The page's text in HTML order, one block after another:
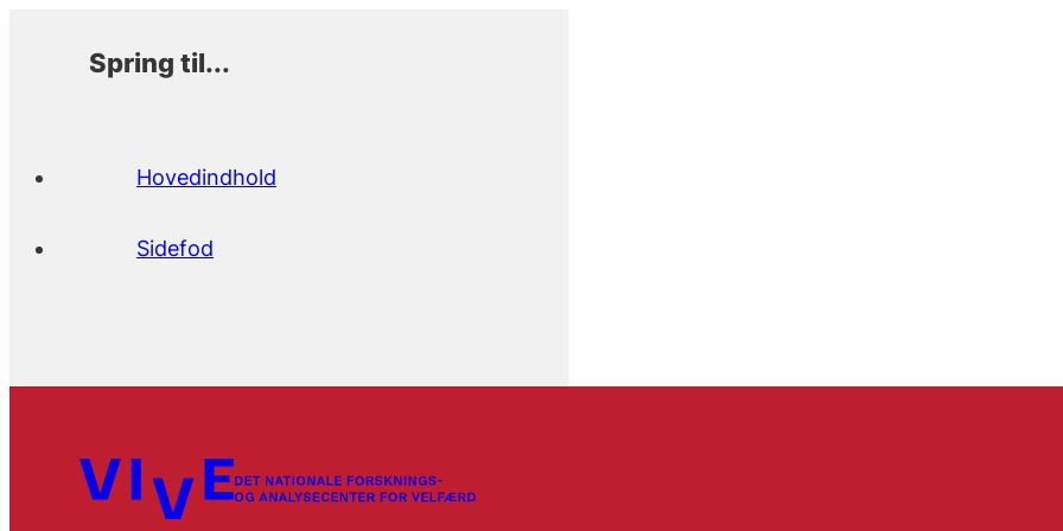
Spring til...
Hovedindhold
Sidefod